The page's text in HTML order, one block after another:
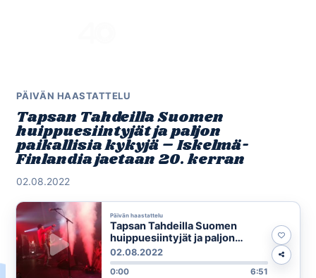
PÄIVÄN HAASTATTELU
Tapsan Tahdeilla Suomen
huippuesiintyjät ja paljon
paikallisia kykyjä – Iskelmä-
Finlandia jaetaan 20. kerran
02.08.2022
Päivän haastattelu
Tapsan Tahdeilla Suomen
huippuesiintyjät ja paljon
paikallisia kykyjä – Iskelmä-
Finlandia jaetaan 20. kerran
02.08.2022
0:00 6:51